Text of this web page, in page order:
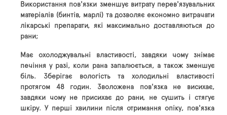
Використання пов'язки зменшує витрату перев'язувальних
матеріалів (бинтів, марлі) та дозволяє економно витрачати
лікарські препарати, які максимально доставляються до
рани;
Має охолоджувальні властивості, завдяки чому знімає
печіння у разі, коли рана запалюється, а також зменшує
біль. Зберігає вологість та холодильні властивості
протягом 48 годин. Зволожена пов'язка не висихає,
завдяки чому не присихає до рани, не сушить і стягує
шкіру. У перші хвилини після отримання опіку, пов'язка